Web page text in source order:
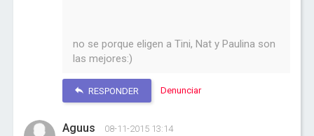
no se porque eligen a Tini, Nat y Paulina son
las mejores:)
RESPONDER Denunciar
Aguus 08-11-2015 13:14